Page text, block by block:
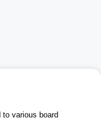
to various board